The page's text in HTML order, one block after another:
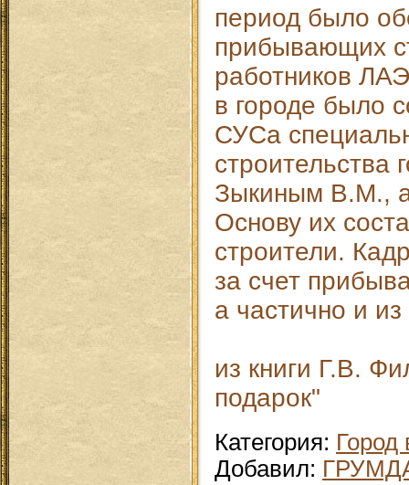
период было
прибывающих
работников
в городе было
СУСа
строительства
Зыкиным В.М.,
Основу их
строители.
за счет
а частично и
из книги Г.В.
подарок"
Категория: Город
Добавил: